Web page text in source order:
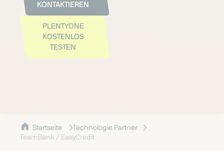
KONTAKTIEREN
PLENTYONE
KOSTENLOS
TESTEN
Startseite
Technologie Partner
TeamBank / EasyCredit